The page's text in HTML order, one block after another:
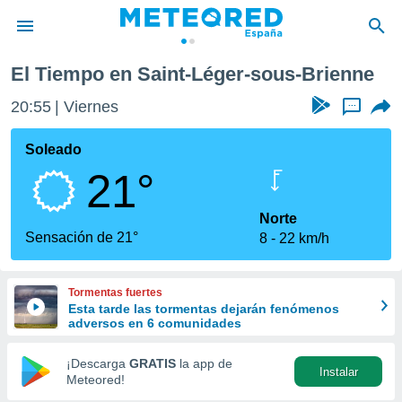
de
por
que se
calidad.
a este
las
y
forma
digital
basada
El Tiempo en Saint-Léger-sous-Brienne
20:56 Viernes ...
Soleado
21°
Sensación de 21°
Norte
8
22 km/h
Tormentas fuertes
Esta tarde las tormentas dejarán fenómenos
adversos en 6 comunidades
¡Descarga GRATIS la app de
Meteored!
Instalar